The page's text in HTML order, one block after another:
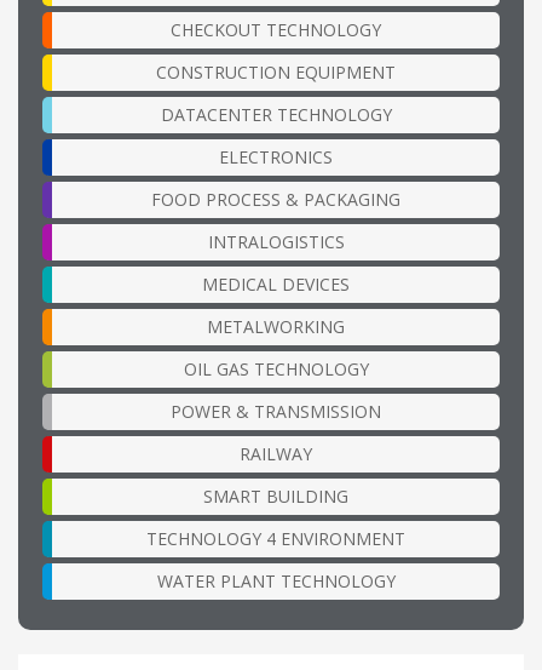
CHECKOUT TECHNOLOGY
CONSTRUCTION EQUIPMENT
DATACENTER TECHNOLOGY
ELECTRONICS
FOOD PROCESS & PACKAGING
INTRALOGISTICS
MEDICAL DEVICES
METALWORKING
OIL GAS TECHNOLOGY
POWER & TRANSMISSION
RAILWAY
SMART BUILDING
TECHNOLOGY 4 ENVIRONMENT
WATER PLANT TECHNOLOGY